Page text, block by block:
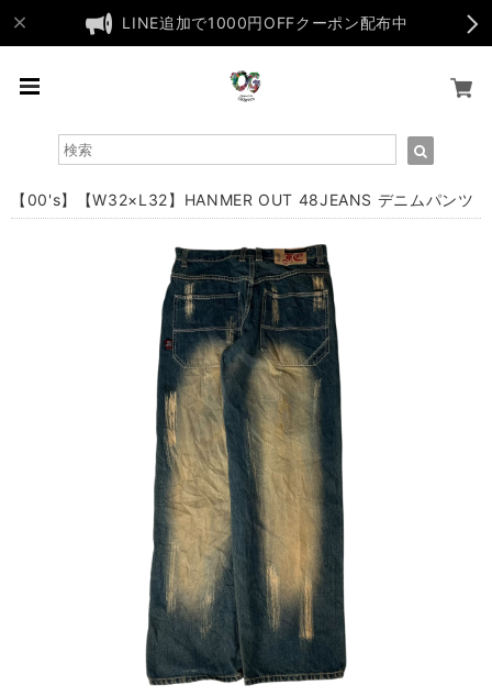
LINE追加で1000円OFFクーポン配布中
【00's】【W32×L32】HANMER OUT 48JEANS デニムパンツ